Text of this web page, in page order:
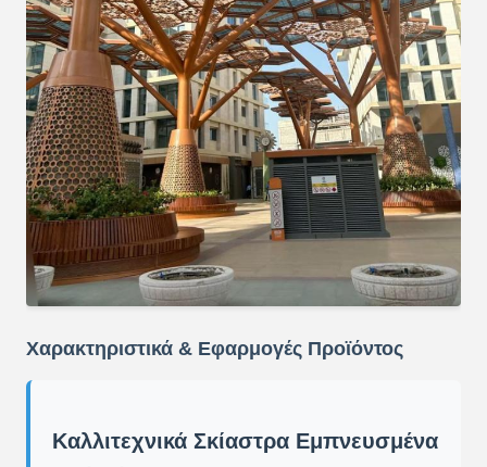
Χαρακτηριστικά & Εφαρμογές Προϊόντος
Καλλιτεχνικά Σκίαστρα Εμπνευσμένα